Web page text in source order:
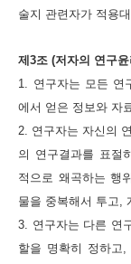
술지 관련자가 적용
제3조 (저자의 연구
1. 연구자는 모든 연
에서 얻은 정보와 자
2. 연구자는 자신의
의 연구결과를 표절
적으로 왜곡하는 행
물을 중복해서 투고,
3. 연구자는 다른 연
할을 명확히 정하고